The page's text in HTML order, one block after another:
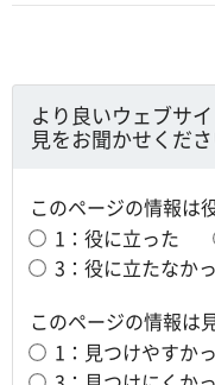
より良いウェブサ
見をお聞かせくだ
このページの情報は
1：役に立った
3：役に立たなか
このページの情報は
1：見つけやすか